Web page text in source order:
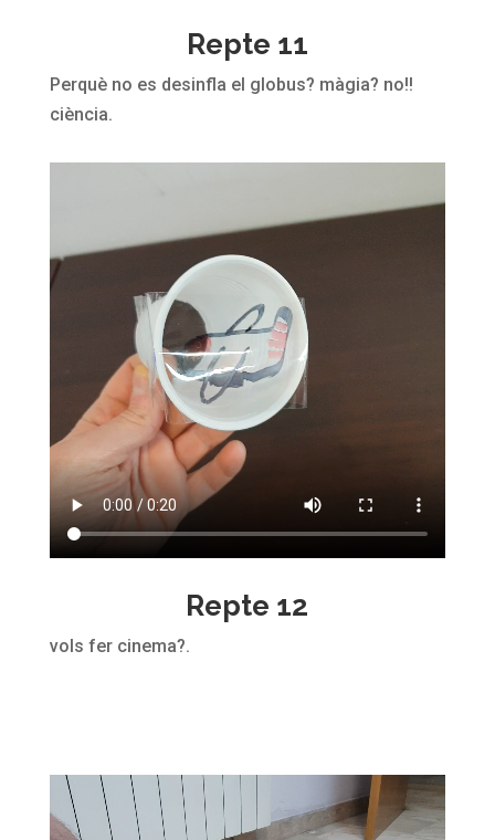
Repte 11
Perquè no es desinfla el globus? màgia? no!!
ciència.
Repte 12
vols fer cinema?.